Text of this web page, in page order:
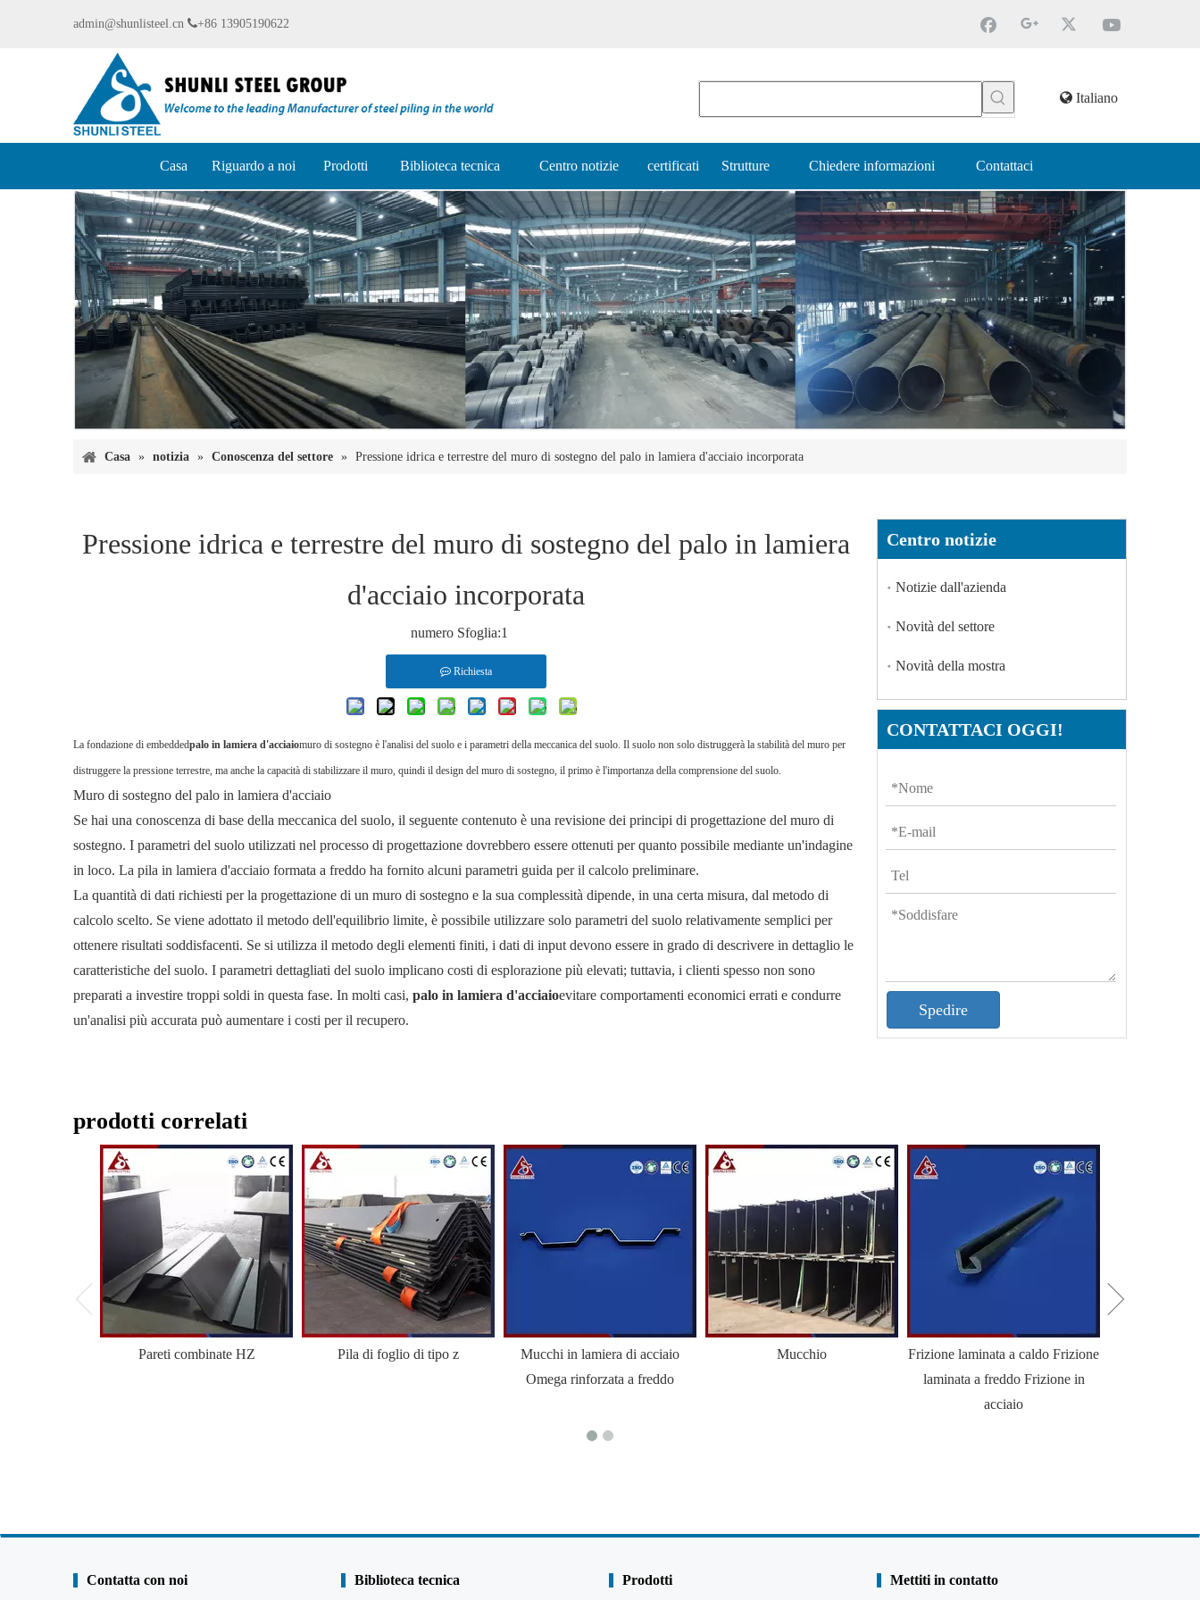
admin@shunlisteel.cn +86 13905190622
Italiano
Casa Riguardo a noi Prodotti Biblioteca tecnica Centro notizie certificati Strutture Chiedere informazioni Contattaci
Casa » notizia » Conoscenza del settore » Pressione idrica e terrestre del muro di sostegno del palo in lamiera d'acciaio incorporata
Pressione idrica e terrestre del muro di sostegno del palo in lamiera
d'acciaio incorporata
numero Sfoglia:1
Richiesta
La fondazione di embeddedpalo in lamiera d'acciaiomuro di sostegno è l'analisi del suolo e i parametri della meccanica del suolo. Il suolo non solo distruggerà la stabilità del muro per
distruggere la pressione terrestre, ma anche la capacità di stabilizzare il muro, quindi il design del muro di sostegno, il primo è l'importanza della comprensione del suolo.
Muro di sostegno del palo in lamiera d'acciaio
Se hai una conoscenza di base della meccanica del suolo, il seguente contenuto è una revisione dei principi di progettazione del muro di
sostegno. I parametri del suolo utilizzati nel processo di progettazione dovrebbero essere ottenuti per quanto possibile mediante un'indagine
in loco. La pila in lamiera d'acciaio formata a freddo ha fornito alcuni parametri guida per il calcolo preliminare.
La quantità di dati richiesti per la progettazione di un muro di sostegno e la sua complessità dipende, in una certa misura, dal metodo di
calcolo scelto. Se viene adottato il metodo dell'equilibrio limite, è possibile utilizzare solo parametri del suolo relativamente semplici per
ottenere risultati soddisfacenti. Se si utilizza il metodo degli elementi finiti, i dati di input devono essere in grado di descrivere in dettaglio le
caratteristiche del suolo. I parametri dettagliati del suolo implicano costi di esplorazione più elevati; tuttavia, i clienti spesso non sono
preparati a investire troppi soldi in questa fase. In molti casi, palo in lamiera d'acciaioevitare comportamenti economici errati e condurre
un'analisi più accurata può aumentare i costi per il recupero.
Centro notizie
Notizie dall'azienda
Novità del settore
Novità della mostra
CONTATTACI OGGI!
Spedire
prodotti correlati
Pareti combinate HZ Pila di foglio di tipo z
Mucchi in lamiera di acciaio
Omega rinforzata a freddo
Mucchio
Frizione laminata a caldo Frizione
laminata a freddo Frizione in
acciaio
Contatta con noi Biblioteca tecnica Prodotti Mettiti in contatto